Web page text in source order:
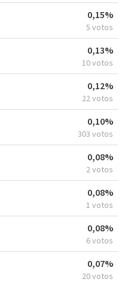
0,15%
5 votos
0,13%
10 votos
0,12%
22 votos
0,10%
303 votos
0,08%
2 votos
0,08%
1 votos
0,08%
6 votos
0,07%
20 votos